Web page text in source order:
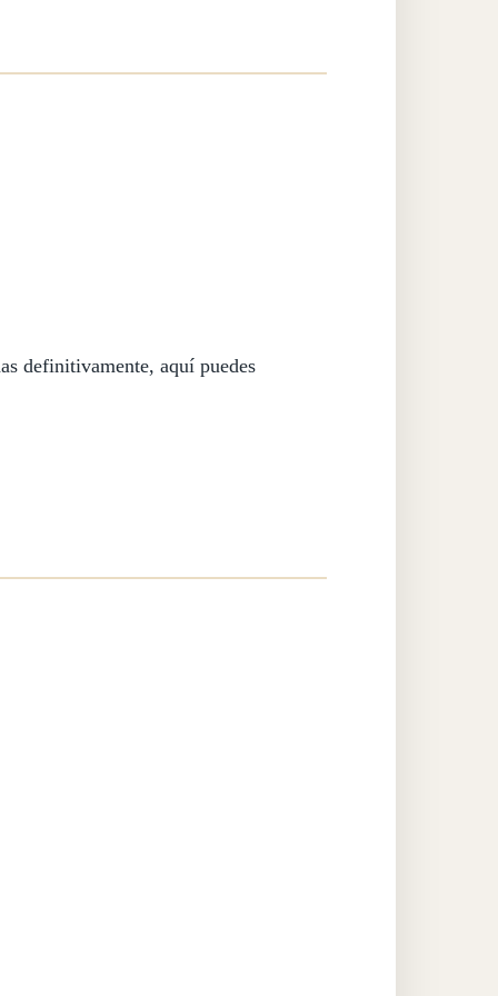
definitivamente, aquí puedes